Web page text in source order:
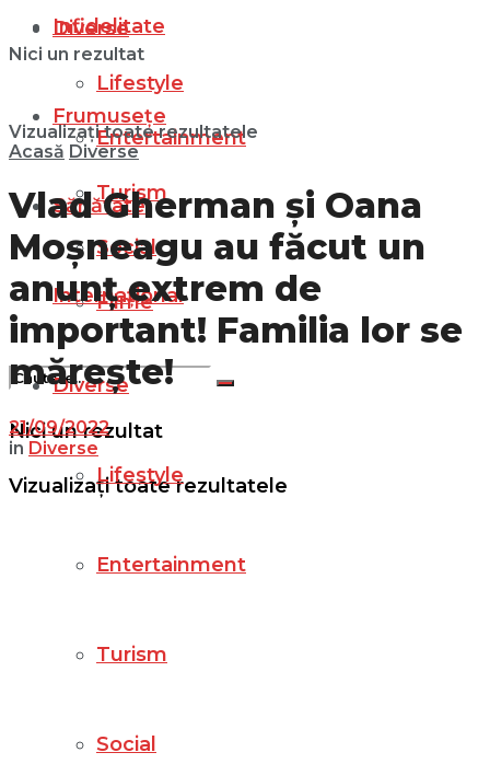
Diverse
Lifestyle
Entertainment
Turism
Social
Filme
Nici un rezultat
Vizualizați toate rezultatele
Infidelitate
Frumusețe
Sănătate
Internațional
Diverse
Lifestyle
Entertainment
Turism
Social
Nici un rezultat
Vizualizați toate rezultatele
Acasă Diverse
Vlad Gherman și Oana
Moșneagu au făcut un
anunț extrem de
important! Familia lor se
mărește!
21/09/2022
in Diverse